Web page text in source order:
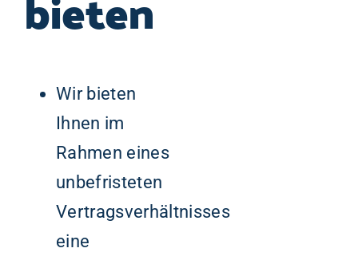
Wir bieten
Ihnen im
Rahmen eines
unbefristeten
Vertragsverhältnisses
eine